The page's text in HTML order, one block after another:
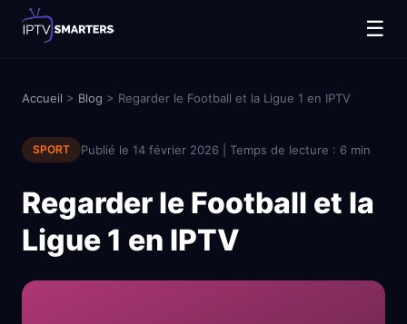
☰
Accueil > Blog > Regarder le Football et la Ligue 1 en IPTV
SPORT Publié le 14 février 2026 | Temps de lecture : 6 min
Regarder le Football et la
Ligue 1 en IPTV